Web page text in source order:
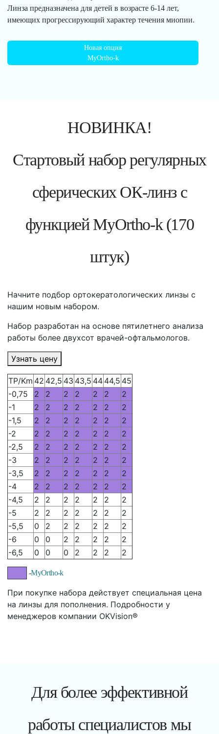
Линза предназначена для детей в возрасте 6-14 лет,
имеющих прогрессирующий характер течения миопии.
Новая опция
MyOrtho-k
НОВИНКА!
Стартовый набор регулярных
сферических ОК-линз с
функциeй MyOrtho-k (170
штук)
Начните подбор ортокератологических линзы с
нашим новым набором.
Набор разработан на основе пятилетнего анализа
работы более двухсот врачей-офтальмологов.
Узнать цену
TP/Km 42 42,5 43 43,5 44 44,5 45
-0,75
2 2 2 2 2 2
2
-1
2 2 2 2 2 2
2
-1,5
2 2 2 2 2 2
2
-2
2 2 2 2 2 2
2
-2,5
2 2 2 2 2 2
2
-3
2 2 2 2 2 2
2
-3,5
2 2 2 2 2 2
2
-4
2 2 2 2 2 2
2
-4,5
2 2 2 2 2 2
2
-5
2 2 2 2 2 2
2
-5,5
0 2 2 2 2 2
2
-6
0 0 2 2 2 2
2
-6,5
0 0 0 2 2 2 2
-MyOrtho-k
При покупке набора действует специальная цена
на линзы для пополнения. Подробности у
менеджеров компании OKVision®
Для более эффективной
работы специалистов мы